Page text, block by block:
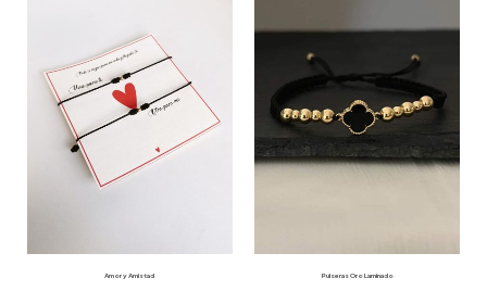
Amor y Amistad Pulseras Oro Laminado